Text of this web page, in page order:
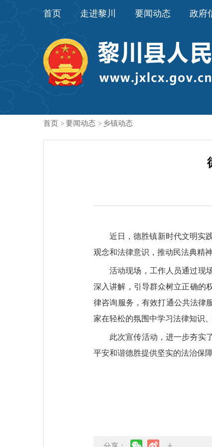
首页 走进黎川 要闻动态 政府
首页 > 要闻动态 > 乡镇动态
近日 ，德胜镇新时代文明实
观念和法律意识，推动民法典精
活动现场，工作人员通过现
深入讲解，引导群众树立正确的
律咨询服务，有效打通公共法律
家在轻松的氛围中学习法律知识
此次宣传活动，进一步夯实
平安和谐德胜提供坚实的法治保障